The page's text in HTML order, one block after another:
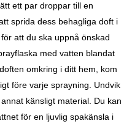
ett par droppar till en
sprida dess behagliga doft i
att du ska uppnå önskad
med vatten blandat
omkring i ditt hem, kom
före varje sprayning. Undvik
känsligt material. Du kan
för en ljuvlig spakänsla i